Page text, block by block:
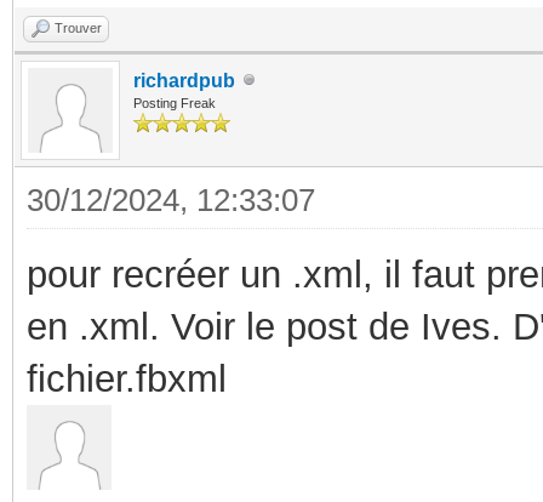
Trouver
richardpub
Posting Freak
30/12/2024, 12:33:07
pour recréer un .xml, il faut
en .xml. Voir le post de Ives.
fichier.fbxml